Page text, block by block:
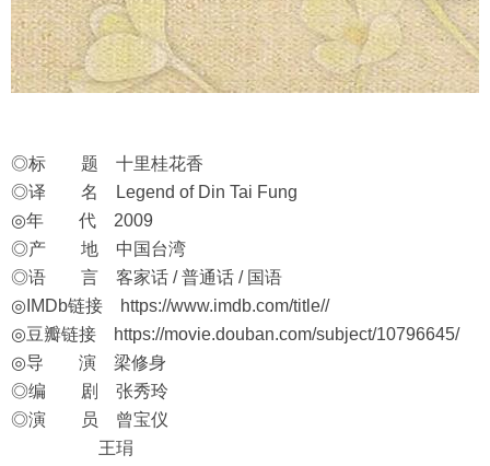
◎标 题 十里桂花香
◎译 名 Legend of Din Tai Fung
◎年 代 2009
◎产 地 中国台湾
◎语 言 客家话 / 普通话 / 国语
◎IMDb链接
https://www.imdb.com/title//
◎豆瓣链接
https://movie.douban.com/subject/10796645/
◎导 演 梁修身
◎编 剧 张秀玲
◎演 员 曾宝仪
王琄